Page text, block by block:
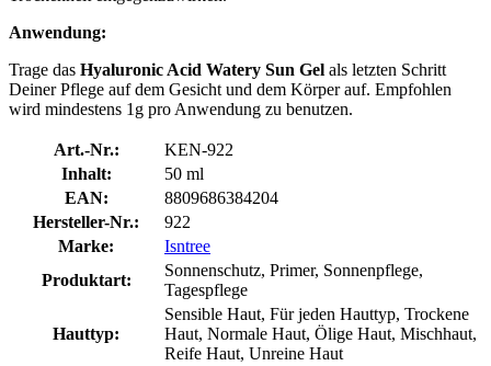
Anwendung:
Trage das Hyaluronic Acid Watery Sun Gel als letzten Schritt
Deiner Pflege auf dem Gesicht und dem Körper auf. Empfohlen
wird mindestens 1g pro Anwendung zu benutzen.
Art.-Nr.:
KEN-922
Inhalt:
50 ml
EAN:
8809686384204
Hersteller-Nr.:
922
Marke:
Isntree
Produktart:
Sonnenschutz, Primer, Sonnenpflege,
Tagespflege
Hauttyp:
Sensible Haut, Für jeden Hauttyp, Trockene
Haut, Normale Haut, Ölige Haut, Mischhaut,
Reife Haut, Unreine Haut